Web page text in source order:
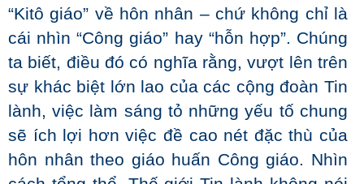
“Kitô giáo” về hôn nhân – chứ không chỉ là
cái nhìn “Công giáo” hay “hỗn hợp”. Chúng
ta biết, điều đó có nghĩa rằng, vượt lên trên
sự khác biệt lớn lao của các cộng đoàn Tin
lành, việc làm sáng tỏ những yếu tố chung
sẽ ích lợi hơn việc đề cao nét đặc thù của
hôn nhân theo giáo huấn Công giáo. Nhìn